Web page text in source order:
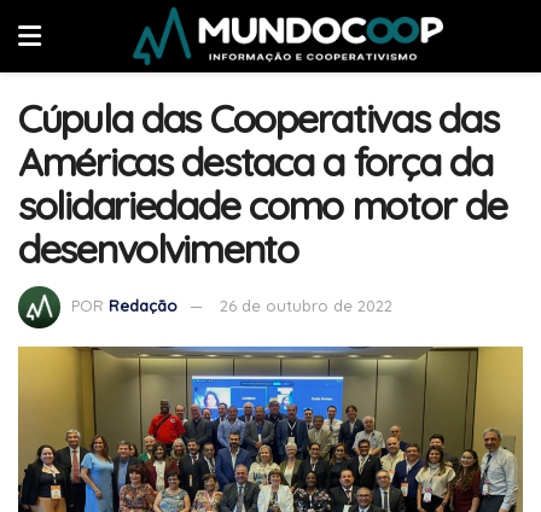
Cúpula das Cooperativas das
Américas destaca a força da
solidariedade como motor de
desenvolvimento
POR Redação 26 de outubro de 2022